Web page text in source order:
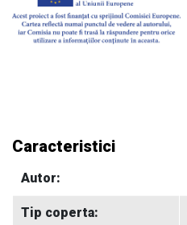
Caracteristici
Autor:
Tip coperta: